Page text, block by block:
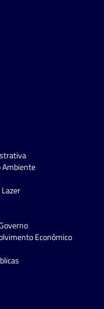
Ambiente
Econômico